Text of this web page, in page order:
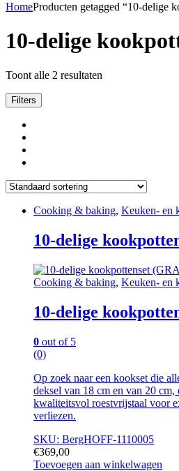
HomeProducten getagged “10-delige
10-delige
Toont alle 2 resultaten
Filters
Cooking & baking, Keuken- en
10-delige
Cooking & baking, Keuken- en
10-delige
0 out of 5
(0)
Op zoek naar een kookset die
deksel van 18 cm en van 20
kwaliteitsvol roestvrijstaal voor
verliezen.
SKU: BergHOFF-1110005
€369,00
Toevoegen aan winkelwagen